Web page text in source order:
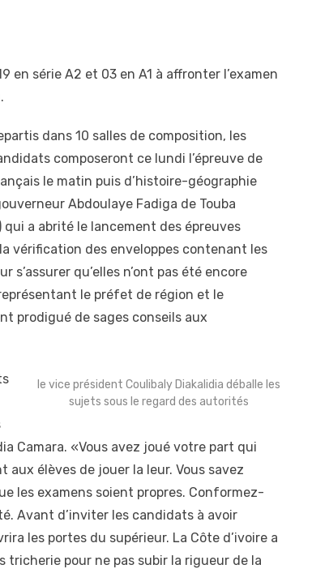
en série A2 et 03 en A1 à affronter l’examen
dans 10 salles de composition, les
composeront ce lundi l’épreuve de
le matin puis d’histoire-géographie
Abdoulaye Fadiga de Touba
a abrité le lancement des épreuves
vérification des enveloppes contenant les
qu’elles n’ont pas été encore
le préfet de région et le
prodigué de sages conseils aux
le vice président Coulibaly Diakalidia déballe les
sujets sous le regard des autorités
Camara. «Vous avez joué votre part qui
aux élèves de jouer la leur. Vous savez
les examens soient propres. Conformez-
Avant d’inviter les candidats à avoir
les portes du supérieur. La Côte d’ivoire a
tricherie pour ne pas subir la rigueur de la